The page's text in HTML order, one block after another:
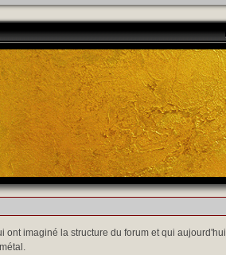
ont imaginé la structure du forum et qui aujourd'hui